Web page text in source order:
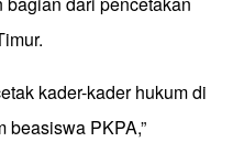
kader-kader hukum di
beasiswa PKPA,”